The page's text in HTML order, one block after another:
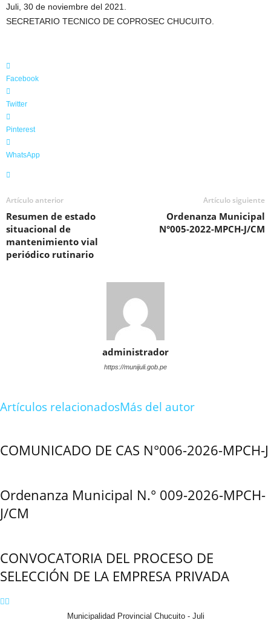
Juli, 30 de noviembre del 2021.
SECRETARIO TECNICO DE COPROSEC CHUCUITO.
Facebook
Twitter
Pinterest
WhatsApp
Artículo anterior
Resumen de estado
situacional de
mantenimiento vial
periódico rutinario
Artículo siguiente
Ordenanza Municipal
N°005-2022-MPCH-J/CM
administrador
https://munijuli.gob.pe
Artículos relacionadosMás del autor
COMUNICADO DE CAS N°006-2026-MPCH-J
Ordenanza Municipal N.° 009-2026-MPCH-
J/CM
CONVOCATORIA DEL PROCESO DE
SELECCIÓN DE LA EMPRESA PRIVADA
Municipalidad Provincial Chucuito - Juli